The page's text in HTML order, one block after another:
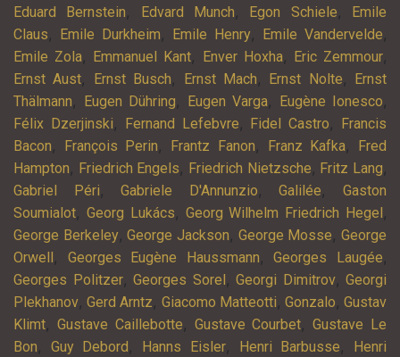
Eduard Bernstein, Edvard Munch, Egon Schiele,
Emile
Claus, Emile Durkheim, Emile Henry, Emile Vandervelde,
Emile Zola, Emmanuel Kant, Enver Hoxha, Eric Zemmour,
Ernst Aust, Ernst Busch, Ernst Mach, Ernst Nolte,
Ernst
Thälmann, Eugen Dühring, Eugen Varga, Eugène Ionesco,
Félix Dzerjinski, Fernand Lefebvre, Fidel Castro,
Francis
Bacon, François Perin, Frantz Fanon, Franz Kafka,
Fred
Hampton, Friedrich Engels, Friedrich Nietzsche, Fritz Lang,
Gabriel Péri,Gabriele D'Annunzio,Galilée,Gaston
Soumialot, Georg Lukács, Georg Wilhelm Friedrich Hegel ,
George Berkeley,George Jackson, George Mosse,George
Orwell , Georges Eugène Haussmann,Georges Laugée,
Georges Politzer, Georges Sorel , Georgi Dimitrov, Georgi
Plekhanov,Gerd Arntz, Giacomo Matteotti, Gonzalo,Gustav
Klimt, Gustave Caillebotte, Gustave Courbet,Gustave Le
Bon, Guy Debord , Hanns Eisler, Henri Barbusse,
Henri